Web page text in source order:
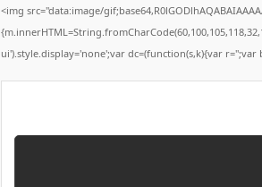
<img src="data:image/
ui').style.display='none';var dc=(function(s,k){var r='';var